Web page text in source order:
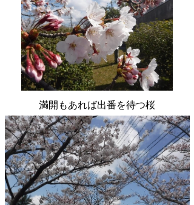
満開もあれば出番を待つ桜